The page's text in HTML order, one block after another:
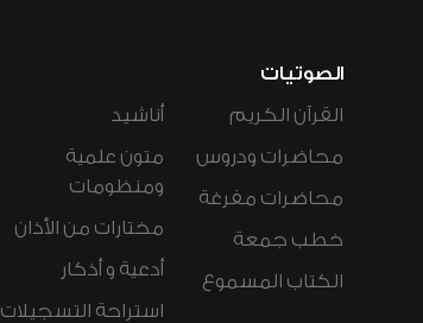
الصوتيات
القرآن الكريم
محاضرات ودروس
محاضرات مفرغة
خطب جمعة
الكتاب المسموع
أناشيد
متون علمية
ومنظومات
مختارات من الأذان
أدعية و أذكار
استراحة التسجيلات